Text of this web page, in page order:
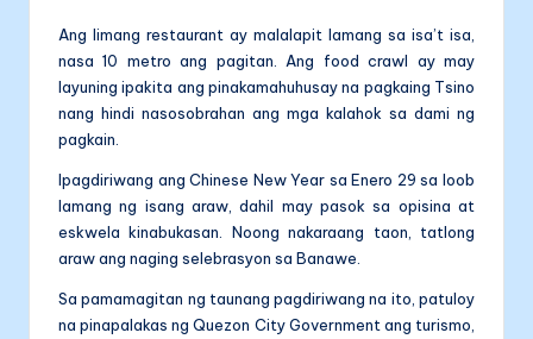
Ang limang restaurant ay malalapit lamang sa isa’t isa,
nasa 10 metro ang pagitan. Ang food crawl ay may
layuning ipakita ang pinakamahuhusay na pagkaing Tsino
nang hindi nasosobrahan ang mga kalahok sa dami ng
pagkain.
Ipagdiriwang ang Chinese New Year sa Enero 29 sa loob
lamang ng isang araw, dahil may pasok sa opisina at
eskwela kinabukasan. Noong nakaraang taon, tatlong
araw ang naging selebrasyon sa Banawe.
Sa pamamagitan ng taunang pagdiriwang na ito, patuloy
na pinapalakas ng Quezon City Government ang turismo,